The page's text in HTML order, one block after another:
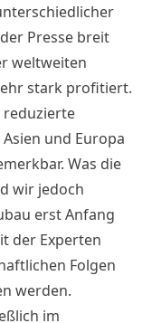
Presse breit
weltweiten
stark profitiert.
reduzierte
und Europa
Was die
wir jedoch
erst Anfang
der Experten
Folgen
werden.
im